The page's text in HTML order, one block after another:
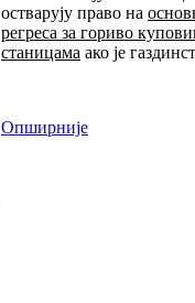
остварују право на
регреса за гориво
станицама ако је
Опширније